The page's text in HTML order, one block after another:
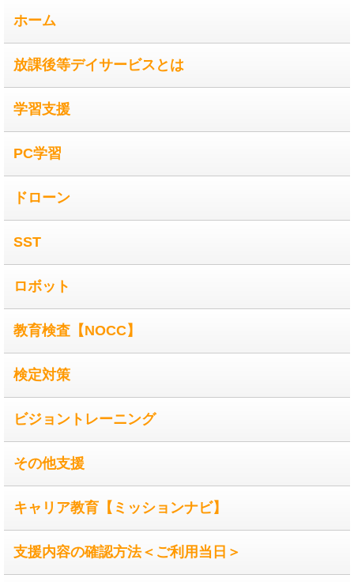
ホーム
放課後等デイサービスとは
学習支援
PC学習
ドローン
SST
ロボット
教育検査【NOCC】
検定対策
ビジョントレーニング
その他支援
キャリア教育【ミッションナビ】
支援内容の確認方法＜ご利用当日＞